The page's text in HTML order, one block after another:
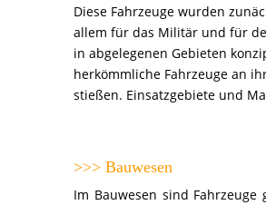
Diese Fahrzeuge wurden
allem für das Militär und für
in abgelegenen Gebieten
herkömmliche Fahrzeuge an
stießen. Einsatzgebiete und
>>> Bauwesen
Im Bauwesen sind Fahrzeuge